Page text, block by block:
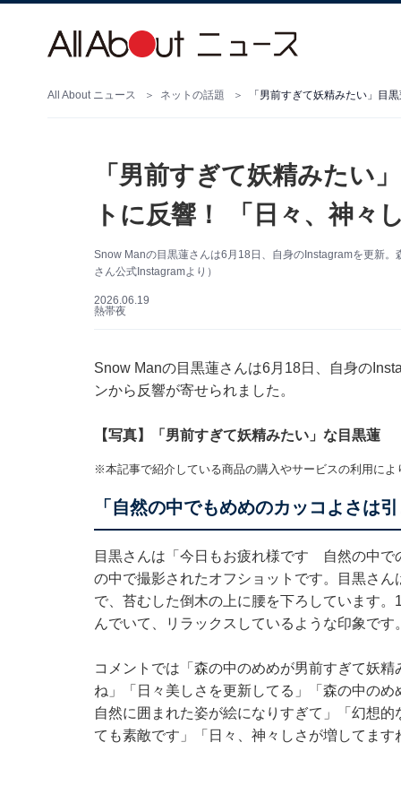
All About ニュース ネットの話題 「男前すぎて妖精みたい」目
「男前すぎて妖精みたい
トに反響！ 「日々、神々
Snow Manの目黒蓮さんは6月18日、自身のInstagramを更新
さん公式Instagramより）
2026.06.19
熱帯夜
Snow Manの目黒蓮さんは6月18日、自身の
ンから反響が寄せられました。
【写真】「男前すぎて妖精みたい」な目黒蓮
※本記事で紹介している商品の購入やサービスの利用によ
「自然の中でもめめのカッコよさは引
目黒さんは「今日もお疲れ様です 自然の中で
の中で撮影されたオフショットです。目黒さ
で、苔むした倒木の上に腰を下ろしています
んでいて、リラックスしているような印象です。
コメントでは「森の中のめめが男前すぎて妖
ね」「日々美しさを更新してる」「森の中の
自然に囲まれた姿が絵になりすぎて」「幻想
ても素敵です」「日々、神々しさが増してます